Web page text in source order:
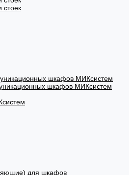
стоек
шкафов МИКсистем
шкафов МИКсистем
для шкафов